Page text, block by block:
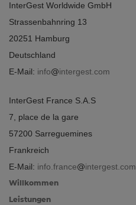
InterGest Worldwide GmbH
Strassenbahnring 13
20251 Hamburg
Deutschland
E-Mail: info intergest.com
InterGest France S.A.S
7, place de la gare
57200 Sarreguemines
Frankreich
E-Mail: info.france intergest.com
Willkommen
Leistungen